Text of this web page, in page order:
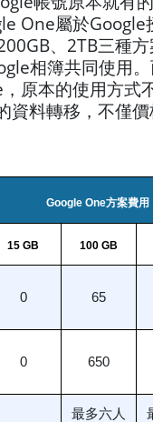
One屬於Google
、2TB三種方
相簿共同使用
原本的使用方式
資料轉移，不僅
Google One方案費用
15 GB 100 GB
0 65
0 650
最多六人